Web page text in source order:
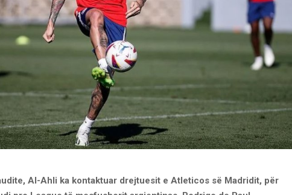
Al-Ahli ka kontaktuar drejtuesit e Atleticos së Madridit, për